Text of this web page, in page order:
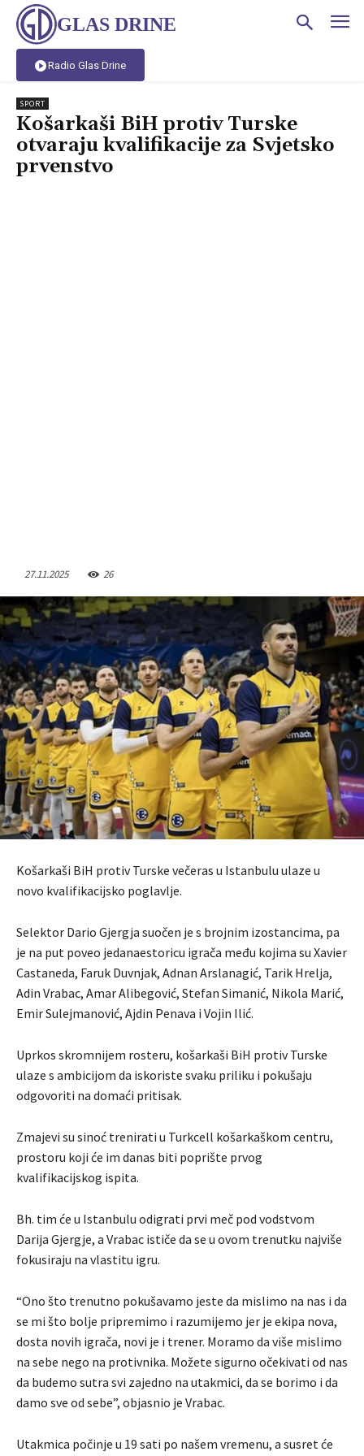
GLAS DRINE
Radio Glas Drine
SPORT
Košarkaši BiH protiv Turske
otvaraju kvalifikacije za Svjetsko
prvenstvo
27.11.2025 26
Košarkaši BiH protiv Turske večeras u Istanbulu ulaze u
novo kvalifikacijsko poglavlje.
Selektor Dario Gjergja suočen je s brojnim izostancima, pa
je na put poveo jedanaestoricu igrača među kojima su Xavier
Castaneda, Faruk Duvnjak, Adnan Arslanagić, Tarik Hrelja,
Adin Vrabac, Amar Alibegović, Stefan Simanić, Nikola Marić,
Emir Sulejmanović, Ajdin Penava i Vojin Ilić.
Uprkos skromnijem rosteru, košarkaši BiH protiv Turske
ulaze s ambicijom da iskoriste svaku priliku i pokušaju
odgovoriti na domaći pritisak.
Zmajevi su sinoć trenirati u Turkcell košarkaškom centru,
prostoru koji će im danas biti poprište prvog
kvalifikacijskog ispita.
Bh. tim će u Istanbulu odigrati prvi meč pod vodstvom
Darija Gjergje, a Vrabac ističe da se u ovom trenutku najviše
fokusiraju na vlastitu igru.
“Ono što trenutno pokušavamo jeste da mislimo na nas i da
se mi što bolje pripremimo i razumijemo jer je ekipa nova,
dosta novih igrača, novi je i trener. Moramo da više mislimo
na sebe nego na protivnika. Možete sigurno očekivati od nas
da budemo sutra svi zajedno na utakmici, da se borimo i da
damo sve od sebe”, objasnio je Vrabac.
Utakmica počinje u 19 sati po našem vremenu, a susret će